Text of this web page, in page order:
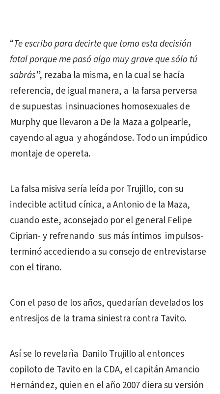
“Te escribo para decirte que tomo esta decisión
fatal porque me pasó algo muy grave que sólo tú
sabrás”, rezaba la misma, en la cual se hacía
referencia, de igual manera, a la farsa perversa
de supuestas insinuaciones homosexuales de
Murphy que llevaron a De la Maza a golpearle,
cayendo al agua y ahogándose. Todo un impúdico
montaje de opereta.
La falsa misiva sería leída por Trujillo, con su
indecible actitud cínica, a Antonio de la Maza,
cuando este, aconsejado por el general Felipe
Ciprian- y refrenando sus más íntimos impulsos-
terminó accediendo a su consejo de entrevistarse
con el tirano.
Con el paso de los años, quedarían develados los
entresijos de la trama siniestra contra Tavito.
Así se lo revelarìa Danilo Trujillo al entonces
copiloto de Tavito en la CDA, el capitán Amancio
Hernández, quien en el año 2007 diera su versión